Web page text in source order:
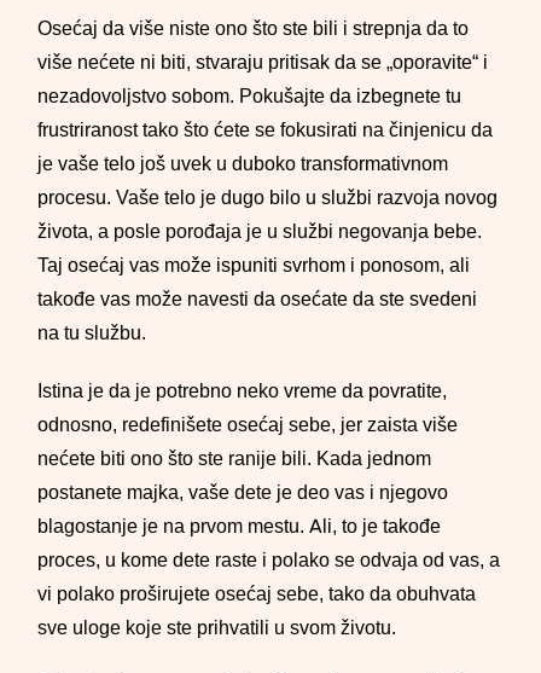
Osećaj da više niste ono što ste bili i strepnja da to
više nećete ni biti, stvaraju pritisak da se „oporavite“ i
nezadovoljstvo sobom. Pokušajte da izbegnete tu
frustriranost tako što ćete se fokusirati na činjenicu da
je vaše telo još uvek u duboko transformativnom
procesu. Vaše telo je dugo bilo u službi razvoja novog
života, a posle porođaja je u službi negovanja bebe.
Taj osećaj vas može ispuniti svrhom i ponosom, ali
takođe vas može navesti da osećate da ste svedeni
na tu službu.
Istina je da je potrebno neko vreme da povratite,
odnosno, redefinišete osećaj sebe, jer zaista više
nećete biti ono što ste ranije bili. Kada jednom
postanete majka, vaše dete je deo vas i njegovo
blagostanje je na prvom mestu. Ali, to je takođe
proces, u kome dete raste i polako se odvaja od vas, a
vi polako proširujete osećaj sebe, tako da obuhvata
sve uloge koje ste prihvatili u svom životu.